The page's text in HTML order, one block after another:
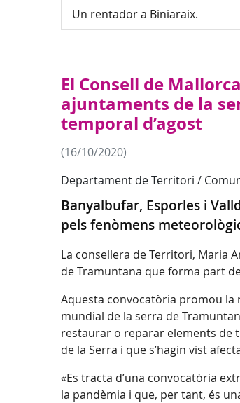
Un rentador a Biniaraix.
El Consell de
ajuntaments de la
temporal d’agost
(16/10/2020)
Departament de Territori /
Banyalbufar, Esporles i
pels fenòmens
La consellera de Territori, Maria
de Tramuntana que forma part
Aquesta convocatòria promou la
mundial de la serra de
restaurar o reparar elements de
de la Serra i que s’hagin vist
«Es tracta d’una convocatòria
la pandèmia i que, per tant, és